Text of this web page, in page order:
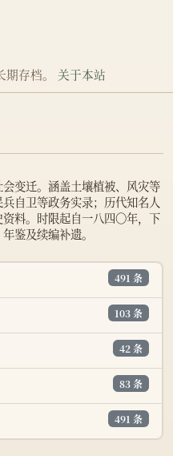
存档。 关于本站
变迁。涵盖土壤植被、风灾等
自卫等政务实录；历代知名人
料。时限起自一八四〇年，下
鉴及续编补遗。
491 条
103 条
42 条
83 条
491 条